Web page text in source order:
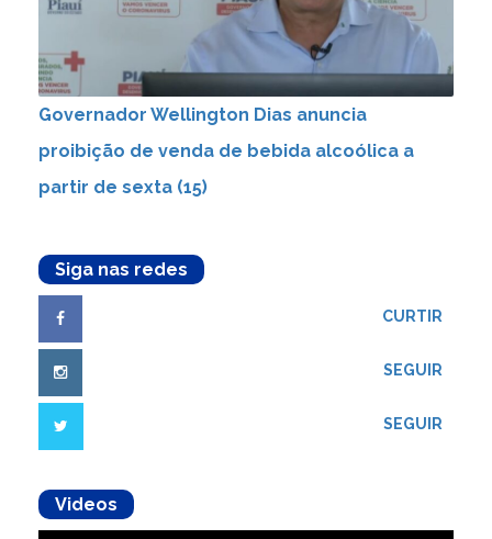
Governador Wellington Dias anuncia
proibição de venda de bebida alcoólica a
partir de sexta (15)
Siga nas redes
CURTIR
SEGUIR
SEGUIR
Videos